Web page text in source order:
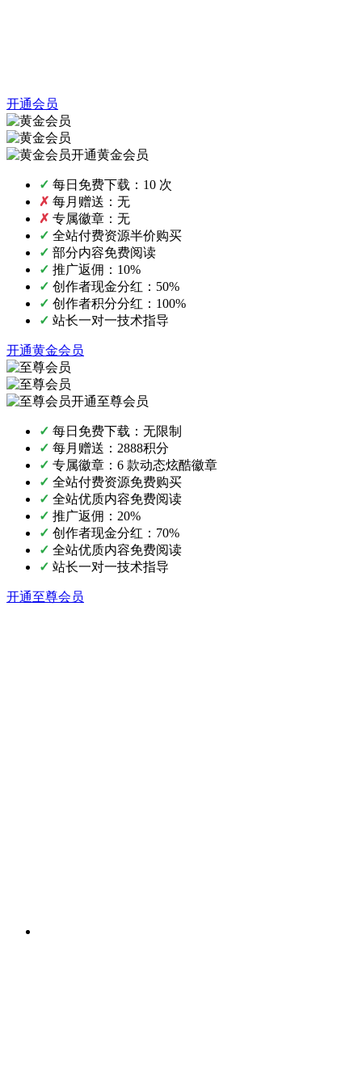
开通会员
开通黄金会员
✓ 每日免费下载：10 次
✗ 每月赠送：无
✗ 专属徽章：无
✓ 全站付费资源半价购买
✓ 部分内容免费阅读
✓ 推广返佣：10%
✓ 创作者现金分红：50%
✓ 创作者积分分红：100%
✓ 站长一对一技术指导
开通黄金会员
开通至尊会员
✓ 每日免费下载：无限制
✓ 每月赠送：2888积分
✓ 专属徽章：6 款动态炫酷徽章
✓ 全站付费资源免费购买
✓ 全站优质内容免费阅读
✓ 推广返佣：20%
✓ 创作者现金分红：70%
✓ 全站优质内容免费阅读
✓ 站长一对一技术指导
开通至尊会员